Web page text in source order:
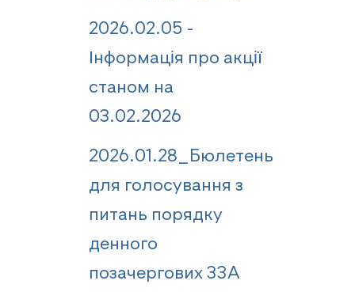
2026.02.05 -
Інформація про акції
станом на
03.02.2026
2026.01.28_Бюлетень
для голосування з
питань порядку
денного
позачергових ЗЗА